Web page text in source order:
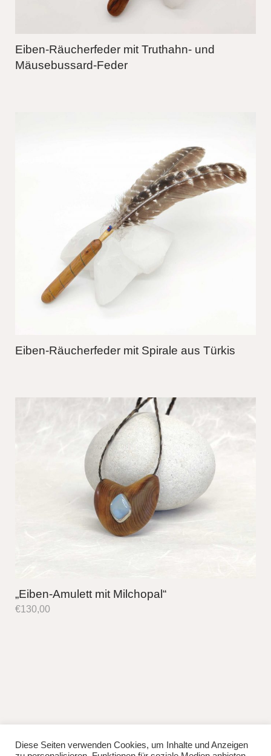
Eiben-Räucherfeder mit Truthahn- und
Mäusebussard-Feder
Eiben-Räucherfeder mit Spirale aus Türkis
„Eiben-Amulett mit Milchopal“
€130,00
Diese Seiten verwenden Cookies, um Inhalte und Anzeigen